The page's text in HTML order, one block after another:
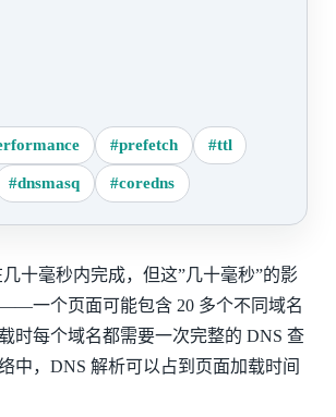
#prefetch #ttl
#dnsmasq #coredns
十毫秒内完成，但这”几十毫秒”的影
一个页面可能包含 20 多个不同域名
时每个域名都需要一次完整的 DNS 查
中，DNS 解析可以占到页面加载时间